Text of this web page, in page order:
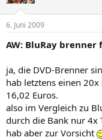
6. Juni 2009
AW: BluRay brenner
ja, die DVD-Brenner
hab letztens einen
16,02 Euros.
also im Vergleich zu
durch die Bank nur 4x
hab aber zur Vorsicht